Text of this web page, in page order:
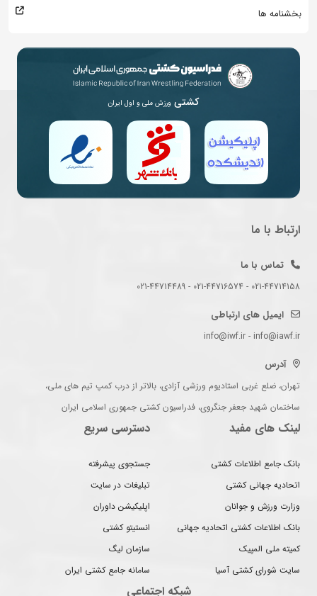
بخشنامه ها
کشتی ورزش ملی و اول ایران
ارتباط با ما
تماس با ما
021-44714158 - 021-44716574 - 021-44714489
ایمیل های ارتباطی
info@iwf.ir - info@iawf.ir
آدرس
تهران، ضلع غربی استادیوم ورزشی آزادی، بالاتر از درب کمپ تیم های ملی،
ساختمان شهید جعفر جنگروی، فدراسیون کشتی جمهوری اسلامی ایران
لینک های مفید
بانک جامع اطلاعات کشتی
اتحادیه جهانی کشتی
وزارت ورزش و جوانان
بانک اطلاعات کشتی اتحادیه جهانی
کمیته ملی المپیک
سایت شورای کشتی آسیا
دسترسی سریع
جستجوی پیشرفته
تبلیغات در سایت
اپلیکیشن داوران
انستیتو کشتی
سازمان لیگ
سامانه جامع کشتی ایران
شبکه اجتماعی